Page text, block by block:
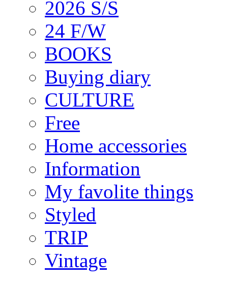
2026 S/S
24 F/W
BOOKS
Buying diary
CULTURE
Free
Home accessories
Information
My favolite things
Styled
TRIP
Vintage